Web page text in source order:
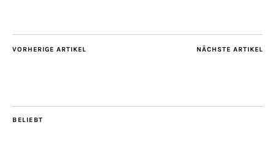
VORHERIGE ARTIKEL NÄCHSTE ARTIKEL
BELIEBT